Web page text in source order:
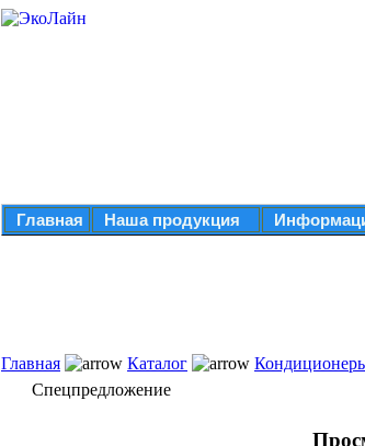
Главная Наша продукция
Главная Каталог
Спецпредложение